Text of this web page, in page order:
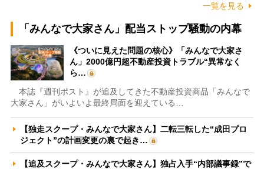
一覧を見る
「みんなで大家さん」配当ストップ騒動の内幕
《ついに見えた問題の核心》「みんなで大家さ
ん」2000億円超不動産投資トラブル“異常なく
ら…
本誌『週刊ポスト』が追及してきた不動産投資商品「みんなで
大家さん」がいよいよ最終局面を迎えている…
【独走スクープ・みんなで大家さん】二転三転した“成田プロ
ジェクト”の計画変更の裏で起き…
【追及スクープ・みんなで大家さん】独占入手“内部議事録”で